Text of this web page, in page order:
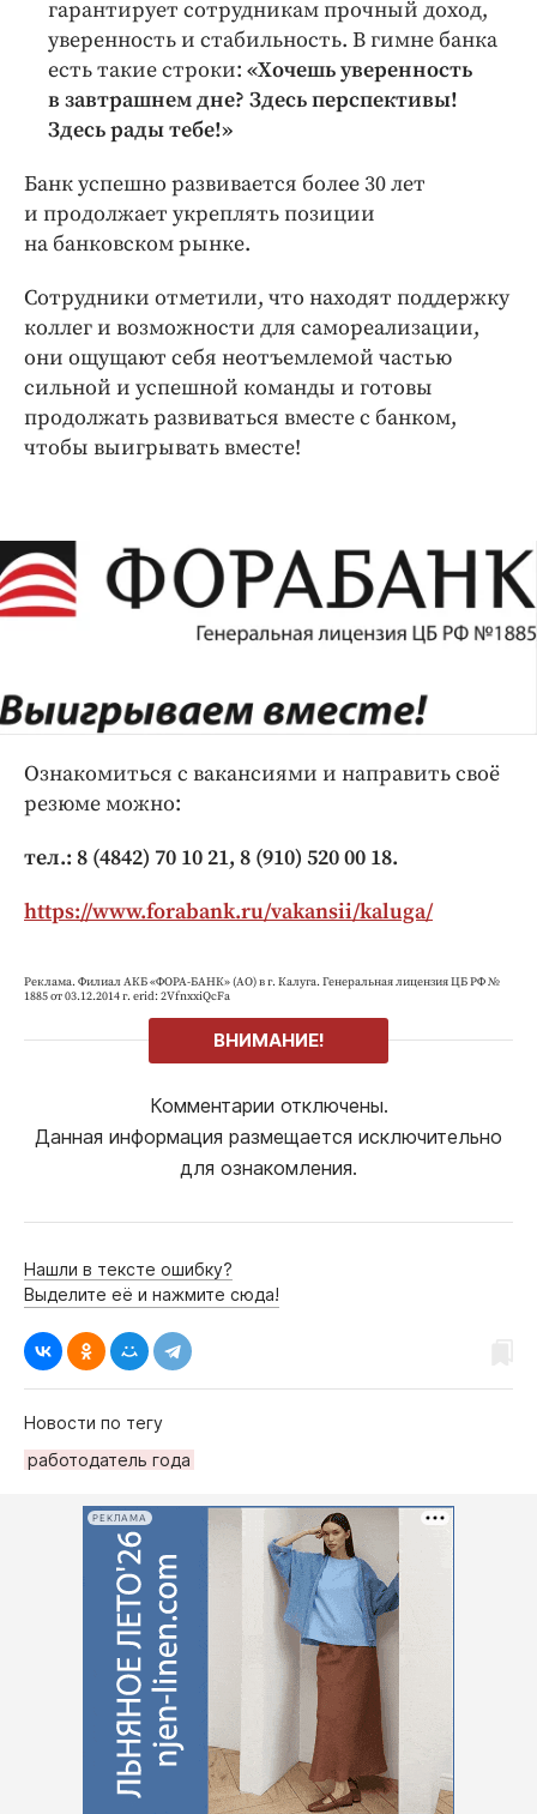
гарантирует сотрудникам прочный доход,
уверенность и стабильность. В гимне банка
есть такие строки: «Хочешь уверенность
в завтрашнем дне? Здесь перспективы!
Здесь рады тебе!»
Банк успешно развивается более 30 лет
и продолжает укреплять позиции
на банковском рынке.
Сотрудники отметили, что находят поддержку
коллег и возможности для самореализации,
они ощущают себя неотъемлемой частью
сильной и успешной команды и готовы
продолжать развиваться вместе с банком,
чтобы выигрывать вместе!
Ознакомиться с вакансиями и направить своё
резюме можно:
тел.: 8 (4842) 70 10 21, 8 (910) 520 00 18.
https://www.forabank.ru/vakansii/kaluga/
Реклама. Филиал АКБ «ФОРА-БАНК» (АО) в г. Калуга. Генеральная лицензия ЦБ РФ №
1885 от 03.12.2014 г. erid: 2VfnxxiQcFa
ВНИМАНИЕ!
Комментарии отключены.
Данная информация размещается исключительно
для ознакомления.
Нашли в тексте ошибку?
Выделите её и нажмите сюда!
Новости по тегу
работодатель года
РЕКЛАМА